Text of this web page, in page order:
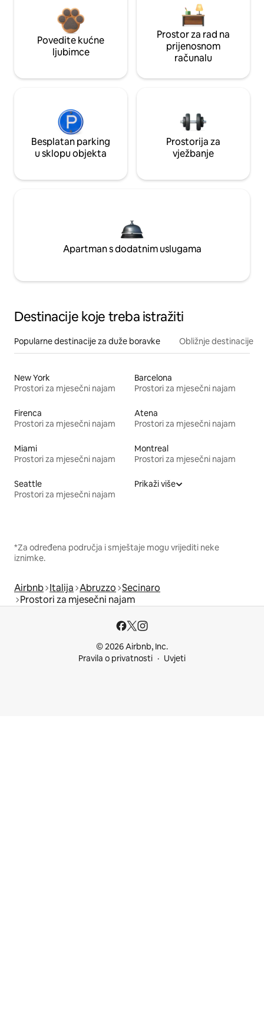
Povedite kućne
ljubimce
Prostor za rad na
prijenosnom
računalu
Besplatan parking
u sklopu objekta
Prostorija za
vježbanje
Apartman s dodatnim uslugama
Destinacije koje treba istražiti
Popularne destinacije za duže boravke Obližnje destinacije
New York
Prostori za mjesečni najam
Barcelona
Prostori za mjesečni najam
Firenca
Prostori za mjesečni najam
Atena
Prostori za mjesečni najam
Miami
Prostori za mjesečni najam
Montreal
Prostori za mjesečni najam
Seattle
Prostori za mjesečni najam
Prikaži više
*Za određena područja i smještaje mogu vrijediti neke
iznimke.
Airbnb Italija Abruzzo Secinaro
Prostori za mjesečni najam
© 2026 Airbnb, Inc.
Pravila o privatnosti
Uvjeti